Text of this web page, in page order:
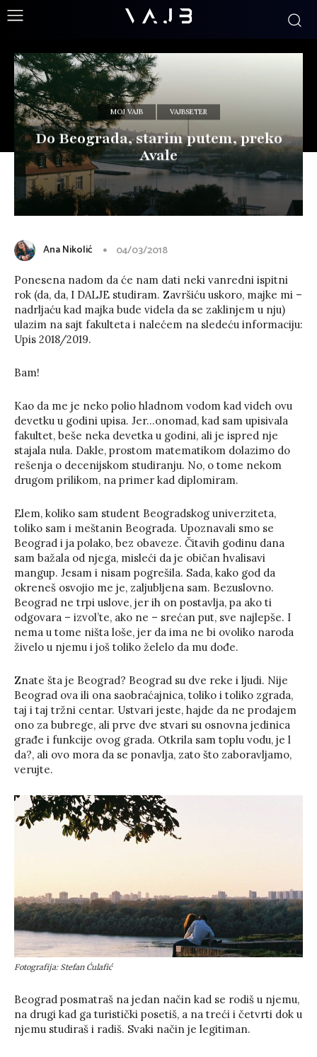
MOJ VAJB VAJBSETER
Do Beograda, starim putem, preko
Avale
Ana Nikolić 04/03/2018
Ponesena nadom da će nam dati neki vanredni ispitni
rok (da, da, I DALJE studiram. Završiću uskoro, majke mi –
nadrljaću kad majka bude videla da se zaklinjem u nju)
ulazim na sajt fakulteta i nalećem na sledeću informaciju:
Upis 2018/2019.
Bam!
Kao da me je neko polio hladnom vodom kad videh ovu
devetku u godini upisa. Jer…onomad, kad sam upisivala
fakultet, beše neka devetka u godini, ali je ispred nje
stajala nula. Dakle, prostom matematikom dolazimo do
rešenja o decenijskom studiranju. No, o tome nekom
drugom prilikom, na primer kad diplomiram.
Elem, koliko sam student Beogradskog univerziteta,
toliko sam i meštanin Beograda. Upoznavali smo se
Beograd i ja polako, bez obaveze. Čitavih godinu dana
sam bažala od njega, misleći da je običan hvalisavi
mangup. Jesam i nisam pogrešila. Sada, kako god da
okreneš osvojio me je, zaljubljena sam. Bezuslovno.
Beograd ne trpi uslove, jer ih on postavlja, pa ako ti
odgovara – izvol’te, ako ne – srećan put, sve najlepše. I
nema u tome ništa loše, jer da ima ne bi ovoliko naroda
živelo u njemu i još toliko želelo da mu dođe.
Znate šta je Beograd? Beograd su dve reke i ljudi. Nije
Beograd ova ili ona saobraćajnica, toliko i toliko zgrada,
taj i taj tržni centar. Ustvari jeste, hajde da ne prodajem
ono za bubrege, ali prve dve stvari su osnovna jedinica
građe i funkcije ovog grada. Otkrila sam toplu vodu, je l
da?, ali ovo mora da se ponavlja, zato što zaboravljamo,
verujte.
Fotografija: Stefan Ćulafić
Beograd posmatraš na jedan način kad se rodiš u njemu,
na drugi kad ga turistički posetiš, a na treći i četvrti dok u
njemu studiraš i radiš. Svaki način je legitiman.